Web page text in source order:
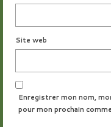
Site web
Enregistrer mon nom,
pour mon prochain